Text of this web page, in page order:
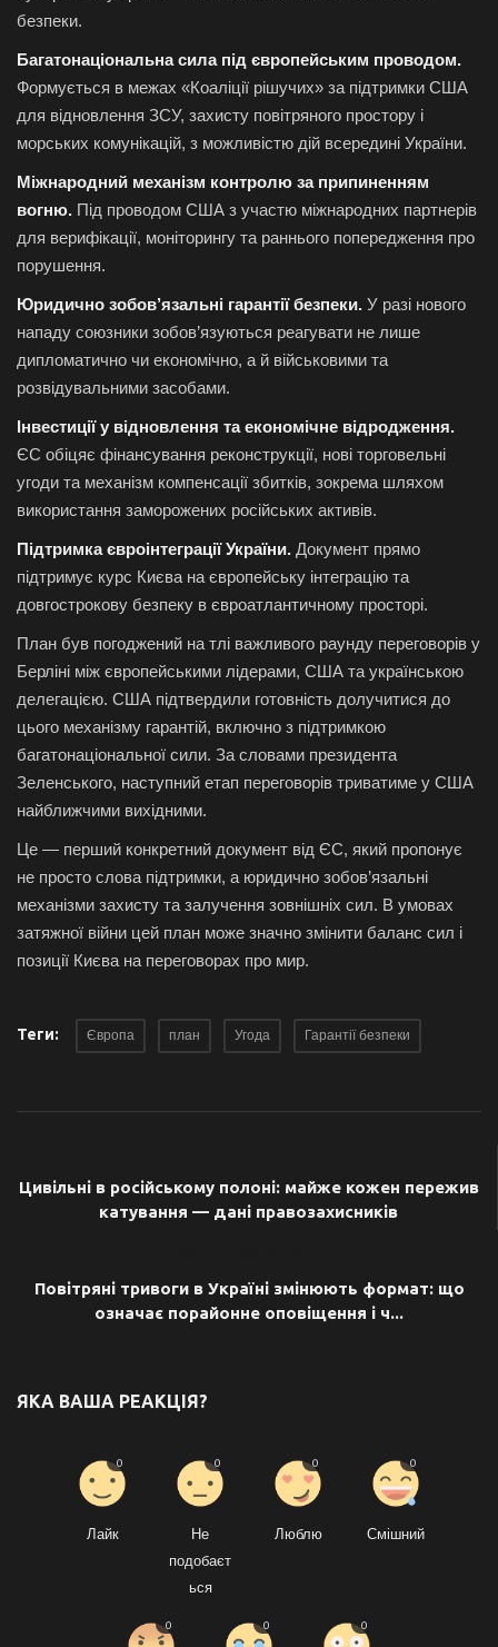
безпеки.
Багатонаціональна сила під європейським проводом.
Формується в межах «Коаліції рішучих» за підтримки США
для відновлення ЗСУ, захисту повітряного простору і
морських комунікацій, з можливістю дій всередині України.
Міжнародний механізм контролю за припиненням
вогню. Під проводом США з участю міжнародних партнерів
для верифікації, моніторингу та раннього попередження про
порушення.
Юридично зобов’язальні гарантії безпеки. У разі нового
нападу союзники зобов’язуються реагувати не лише
дипломатично чи економічно, а й військовими та
розвідувальними засобами.
Інвестиції у відновлення та економічне відродження.
ЄС обіцяє фінансування реконструкції, нові торговельні
угоди та механізм компенсації збитків, зокрема шляхом
використання заморожених російських активів.
Підтримка євроінтеграції України. Документ прямо
підтримує курс Києва на європейську інтеграцію та
довгострокову безпеку в євроатлантичному просторі.
План був погоджений на тлі важливого раунду переговорів у
Берліні між європейськими лідерами, США та українською
делегацією. США підтвердили готовність долучитися до
цього механізму гарантій, включно з підтримкою
багатонаціональної сили. За словами президента
Зеленського, наступний етап переговорів триватиме у США
найближчими вихідними.
Це — перший конкретний документ від ЄС, який пропонує
не просто слова підтримки, а юридично зобов’язальні
механізми захисту та залучення зовнішніх сил. В умовах
затяжної війни цей план може значно змінити баланс сил і
позиції Києва на переговорах про мир.
Теги: Європа план Угода Гарантії безпеки
Цивільні в російському полоні: майже кожен пережив
катування — дані правозахисників
Повітряні тривоги в Україні змінюють формат: що
означає порайонне оповіщення і ч...
ЯКА ВАША РЕАКЦІЯ?
Лайк
0
Не
подобаєт
ься
0
Люблю
0
Смішний
0
0 0 0